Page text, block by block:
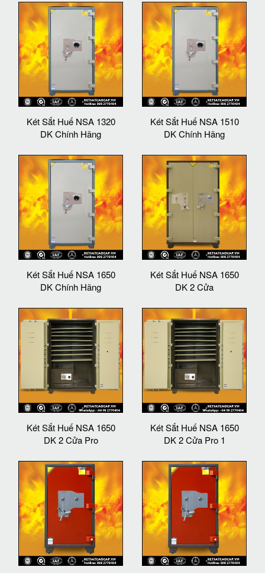
Két Sắt Huế NSA 1320
DK Chính Hãng
Két Sắt Huế NSA 1510
DK Chính Hãng
Két Sắt Huế NSA 1650
DK Chính Hãng
Két Sắt Huế NSA 1650
DK 2 Cửa
Két Sắt Huế NSA 1650
DK 2 Cửa Pro
Két Sắt Huế NSA 1650
DK 2 Cửa Pro 1